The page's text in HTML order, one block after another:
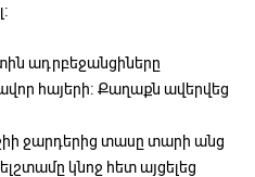
ադրբեջանցիները
հայերի։ Քաղաքն ավերվեց
ջարդերից տասը տարի անց
կնոջ հետ այցելեց